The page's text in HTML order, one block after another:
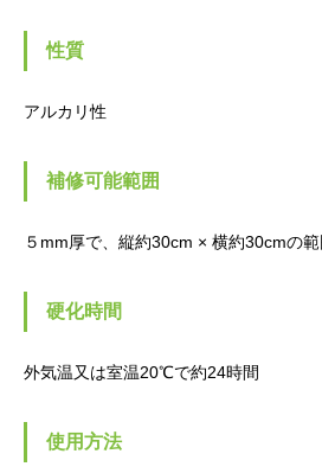
性質
アルカリ性
補修可能範囲
５mm厚で、縦約30cm × 横約30cmの範
硬化時間
外気温又は室温20℃で約24時間
使用方法